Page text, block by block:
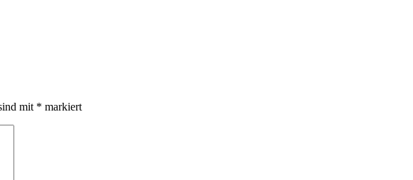
mit * markiert